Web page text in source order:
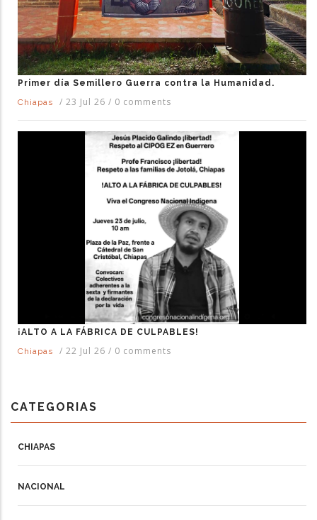
Primer día Semillero Guerra contra la Humanidad.
Chiapas
/ 23 Jul 26 / 0 comments
¡ALTO A LA FÁBRICA DE CULPABLES!
Chiapas
/ 22 Jul 26 / 0 comments
CATEGORIAS
CHIAPAS
NACIONAL